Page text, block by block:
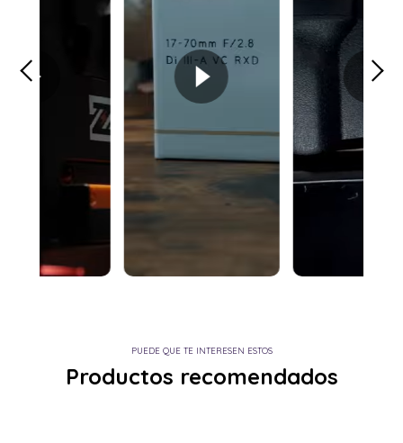
PUEDE QUE TE INTERESEN ESTOS
Productos recomendados